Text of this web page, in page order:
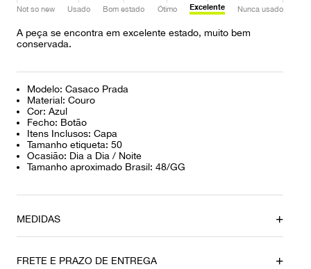
Not so new Usado Bom estado Ótimo Excelente Nunca usado
A peça se encontra em excelente estado, muito bem
conservada.
Modelo: Casaco Prada
Material: Couro
Cor: Azul
Fecho: Botão
Itens Inclusos: Capa
Tamanho etiqueta: 50
Ocasião: Dia a Dia / Noite
Tamanho aproximado Brasil: 48/GG
MEDIDAS
76 cm
FRETE E PRAZO DE ENTREGA